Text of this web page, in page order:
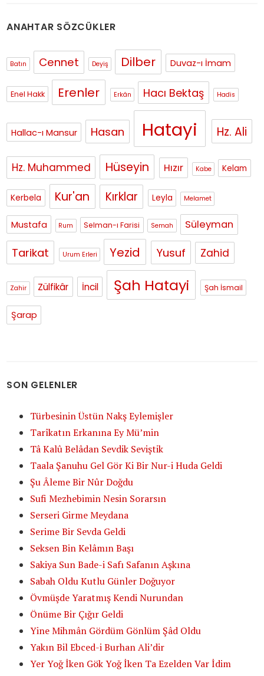
ANAHTAR SÖZCÜKLER
Batın Cennet Deyiş Dilber Duvaz-ı İmam
Enel Hakk Erenler Erkân Hacı Bektaş Hadis
Hallac-ı Mansur Hasan Hatayi Hz. Ali
Hz. Muhammed Hüseyin Hızır Kabe Kelam
Kerbela Kur'an Kırklar Leyla Melamet
Mustafa Rum Selman-ı Farisi Semah Süleyman
Tarikat Urum Erleri Yezid Yusuf Zahid
Zahir Zülfikâr İncil Şah Hatayi Şah İsmail
Şarap
SON GELENLER
Türbesinin Üstün Nakş Eylemişler
Tarîkatın Erkanına Ey Mü’min
Tâ Kalû Belâdan Sevdik Seviştik
Taala Şanuhu Gel Gör Ki Bir Nur-i Huda Geldi
Şu Âleme Bir Nûr Doğdu
Sufi Mezhebimin Nesin Sorarsın
Serseri Girme Meydana
Serime Bir Sevda Geldi
Seksen Bin Kelâmın Başı
Sakiya Sun Bade-i Safı Safanın Aşkına
Sabah Oldu Kutlu Günler Doğuyor
Övmüşde Yaratmış Kendi Nurundan
Önüme Bir Çığır Geldi
Yine Mihmân Gördüm Gönlüm Şâd Oldu
Yakın Bil Ebced-i Burhan Ali’dir
Yer Yoğ İken Gök Yoğ İken Ta Ezelden Var İdim